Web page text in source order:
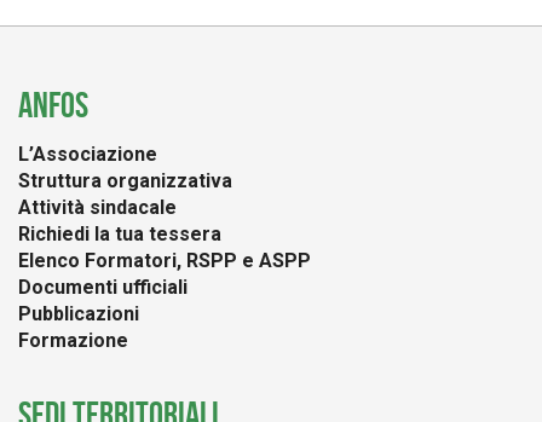
ANFOS
L’Associazione
Struttura organizzativa
Attività sindacale
Richiedi la tua tessera
Elenco Formatori, RSPP e ASPP
Documenti ufficiali
Pubblicazioni
Formazione